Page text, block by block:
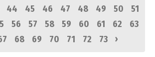
44 45 46 47 48 49 50
51
56 57 58 59 60 61 62
63
68 69 70 71 72 73 ›